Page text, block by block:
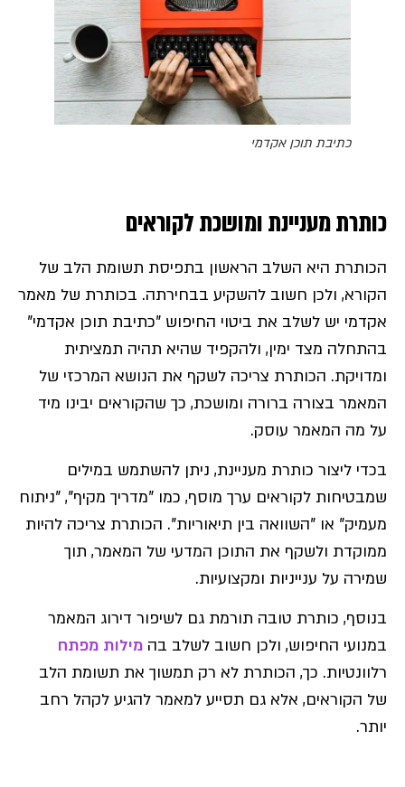
כתיבת תוכן אקדמי
כותרת מעניינת ומושכת לקוראים
הכותרת היא השלב הראשון בתפיסת תשומת הלב של
הקורא, ולכן חשוב להשקיע בבחירתה. בכותרת של מאמר
אקדמי יש לשלב את ביטוי החיפוש "כתיבת תוכן אקדמי"
בהתחלה מצד ימין, ולהקפיד שהיא תהיה תמציתית
ומדויקת. הכותרת צריכה לשקף את הנושא המרכזי של
המאמר בצורה ברורה ומושכת, כך שהקוראים יבינו מיד
על מה המאמר עוסק.
בכדי ליצור כותרת מעניינת, ניתן להשתמש במילים
שמבטיחות לקוראים ערך מוסף, כמו "מדריך מקיף", "ניתוח
מעמיק" או "השוואה בין תיאוריות". הכותרת צריכה להיות
ממוקדת ולשקף את התוכן המדעי של המאמר, תוך
שמירה על ענייניות ומקצועיות.
בנוסף, כותרת טובה תורמת גם לשיפור דירוג המאמר
במנועי החיפוש, ולכן חשוב לשלב בה מילות מפתח
רלוונטיות. כך, הכותרת לא רק תמשוך את תשומת הלב
של הקוראים, אלא גם תסייע למאמר להגיע לקהל רחב
יותר.